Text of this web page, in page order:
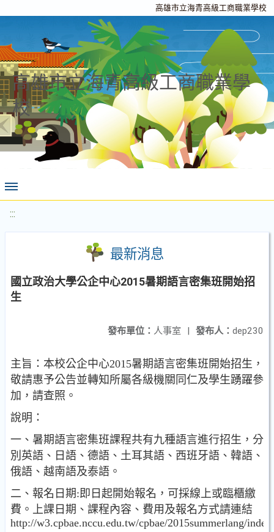
高雄市立海青高級工商職業學校
高雄市立海青高級工商職業學
校
:::
最新消息
國立政治大學公企中心2015暑期語言密集班開始招
生
發布人： dep230
發布單位： 人事室 |
主旨：本校公企中心2015暑期語言密集班開始招生，
敬請惠予公告並轉知所屬各級機關同仁及學生踴躍參
加，請查照。
說明：
一、暑期語言密集班課程共有九種語言進行招生，分
別英語、日語、德語、土耳其語、西班牙語、韓語、
俄語、越南語及泰語。
二、報名日期:即日起開始報名，可採線上或臨櫃繳
費。上課日期、課程內容、費用及報名方式請連結
http://w3.cpbae.nccu.edu.tw/cpbae/2015summerlang/